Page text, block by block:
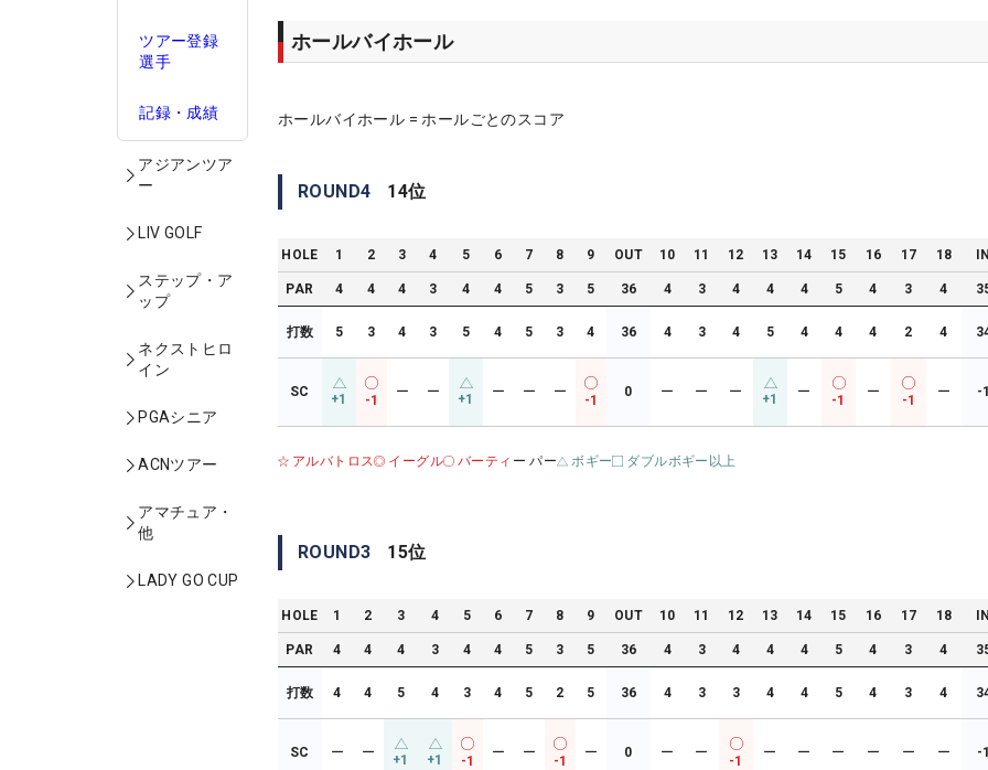
ツアー登録
選手
記録・成績
アジアンツア
ー
LIV GOLF
ステップ・ア
ップ
ネクストヒロ
イン
PGAシニア
ACNツアー
アマチュア・
他
LADY GO CUP
ホールバイホール
ホールバイホール = ホールごとのスコア
ROUND4 14位
HOLE 1 2 3 4 5 6 7 8 9 OUT 10 11 12 13 14 15 16 17 18
PAR 4 4 4 3 4 4 5 3 5 36 4 3 4 4 4 5 4 3 4
打数 5 3 4 3 5 4 5 3 4 36 4 3 4 5 4 4 4 2 4
SC +1 -1
ー ー +1 ー ー ー
-1
0 ー ー ー +1 ー
-1
ー
-1
ー -
アルバトロス イーグル バーティ ー パー ボギー ダブルボギー以上
ROUND3 15位
HOLE 1 2 3 4 5 6 7 8 9 OUT 10 11 12 13 14 15 16 17 18
PAR 4 4 4 3 4 4 5 3 5 36 4 3 4 4 4 5 4 3 4
打数 4 4 5 4 3 4 5 2 5 36 4 3 3 4 4 5 4 3 4
SC ー ー +1 +1 -1
ー ー
-1
ー 0 ー ー
-1
ー ー ー ー ー ー -